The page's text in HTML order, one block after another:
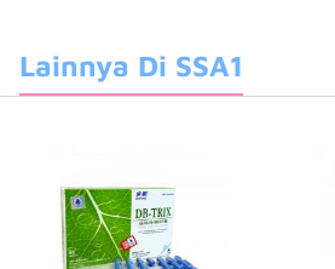
Lainnya Di SSA1